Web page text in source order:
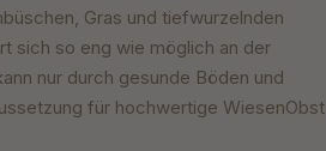
Gras und tiefwurzelnden
sich so eng wie möglich an der
nur durch gesunde Böden und
für hochwertige WiesenObst